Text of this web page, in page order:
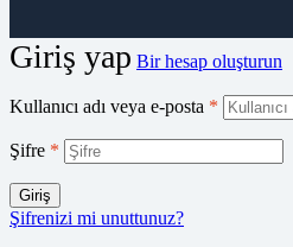
Giriş yap Bir hesap oluşturun
Kullanıcı adı veya e-posta *
Şifre *
Giriş
Şifrenizi mi unuttunuz?